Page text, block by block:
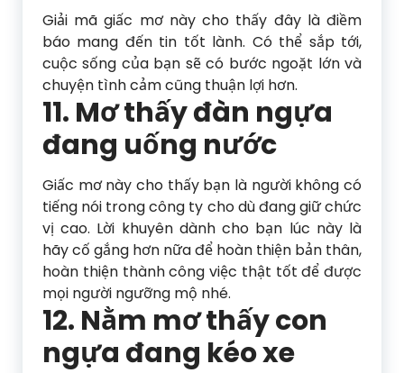
Giải mã giấc mơ này cho thấy đây là điềm
báo mang đến tin tốt lành. Có thể sắp tới,
cuộc sống của bạn sẽ có bước ngoặt lớn và
chuyện tình cảm cũng thuận lợi hơn.
11. Mơ thấy đàn ngựa
đang uống nước
Giấc mơ này cho thấy bạn là người không có
tiếng nói trong công ty cho dù đang giữ chức
vị cao. Lời khuyên dành cho bạn lúc này là
hãy cố gắng hơn nữa để hoàn thiện bản thân,
hoàn thiện thành công việc thật tốt để được
mọi người ngưỡng mộ nhé.
12. Nằm mơ thấy con
ngựa đang kéo xe